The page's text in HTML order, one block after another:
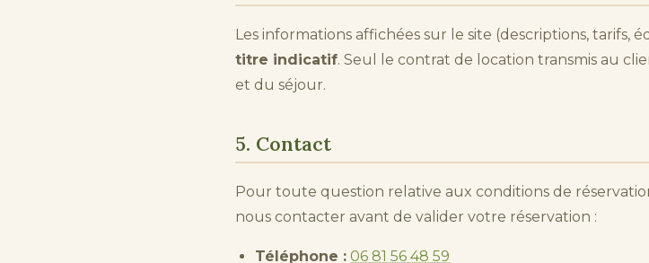
Les informations affichées sur le site (descriptions, tarifs,
titre indicatif. Seul le contrat de location transmis au
et du séjour.
5. Contact
Pour toute question relative aux conditions de
nous contacter avant de valider votre réservation :
Téléphone : 06 81 56 48 59